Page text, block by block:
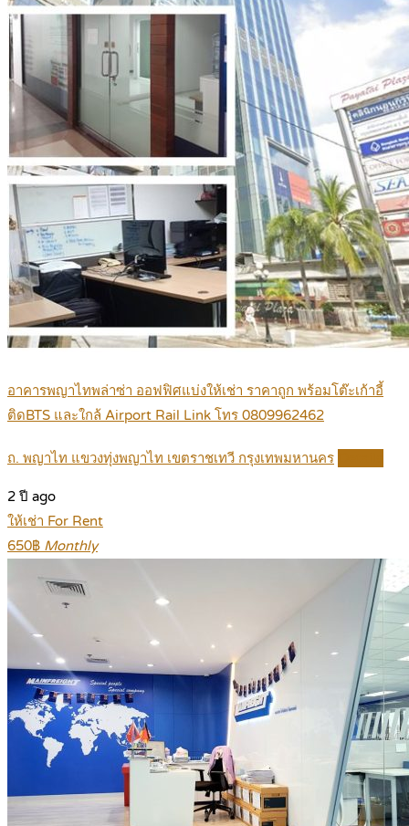
อาคารพญาไทพล่าซ่า ออฟฟิศแบ่งให้เช่า ราคาถูก พร้อมโต๊ะเก้าอี้
ติดBTS และใกล้ Airport Rail Link โทร 0809962462
ถ. พญาไท แขวงทุ่งพญาไท เขตราชเทวี กรุงเทพมหานคร
2 ปี ago
ให้เช่า For Rent
650฿ Monthly